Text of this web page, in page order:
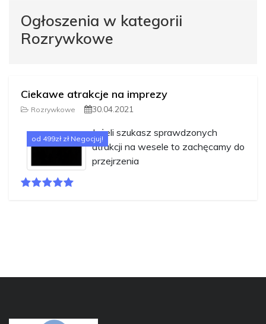
Ogłoszenia w kategorii
Rozrywkowe
Ciekawe atrakcje na imprezy
Rozrywkowe 30.04.2021
od 499zł zł Negocjuj!
Jeżeli szukasz sprawdzonych
atrakcji na wesele to zachęcamy do
przejrzenia